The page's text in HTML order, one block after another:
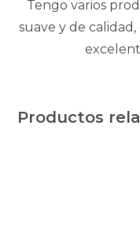
Tengo varios
suave y de
Productos